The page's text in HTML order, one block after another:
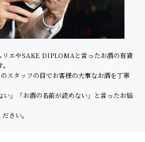
リエやSAKE DIPLOMAと言ったお酒の有資
スタッフの目でお客様の大事なお酒を丁寧
い」「お酒の名前が読めない」と言ったお悩
さい。